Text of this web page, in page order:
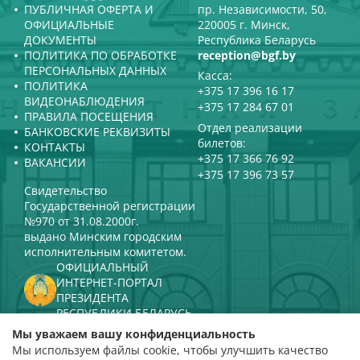
ПУБЛИЧНАЯ ОФЕРТА И
ОФИЦИАЛЬНЫЕ
ДОКУМЕНТЫ
ПОЛИТИКА ПО ОБРАБОТКЕ
ПЕРСОНАЛЬНЫХ ДАННЫХ
ПОЛИТИКА
ВИДЕОНАБЛЮДЕНИЯ
ПРАВИЛА ПОСЕЩЕНИЯ
БАНКОВСКИЕ РЕКВИЗИТЫ
КОНТАКТЫ
ВАКАНСИИ
пр. Независимости, 50,
220005 г. Минск,
Республика Беларусь
reception@bgf.by
Касса:
+375 17 396 16 17
+375 17 284 67 01
Отдел реализации
билетов:
+375 17 366 76 92
+375 17 396 73 57
Свидетельство
Государственной регистрации
№970 от 31.08.2000г.
выдано Минским городским
исполнительным комитетом.
ОФИЦИАЛЬНЫЙ
ИНТЕРНЕТ-ПОРТАЛ
ПРЕЗИДЕНТА
РЕСПУБЛИКИ БЕЛАРУСЬ
МИНИСТЕРСТВО КУЛЬТУРЫ
РЕСПУБЛИКИ БЕЛАРУСЬ
Мы уважаем вашу конфиденциальность
Мы используем файлы cookie, чтобы улучшить качество